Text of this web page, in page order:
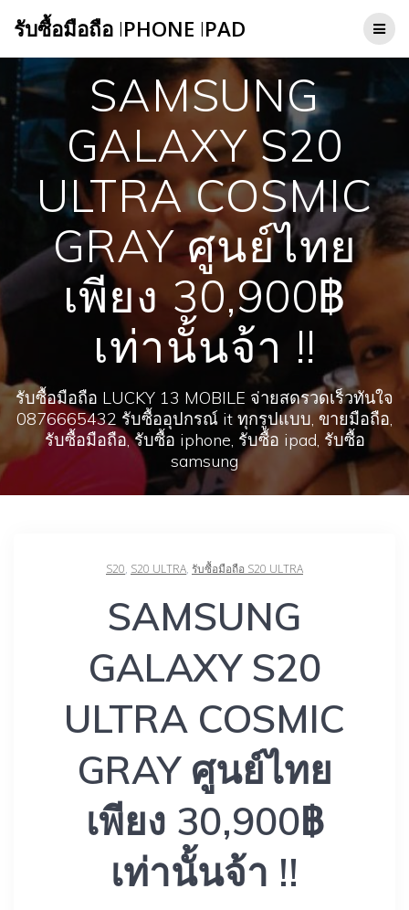
to
รับซื้อมือถือ IPHONE IPAD
SAMSUNG
GALAXY S20
ULTRA COSMIC
GRAY ศูนย์ไทย
เพียง 30,900฿
เท่านั้นจ้า !!
รับซื้อมือถือ LUCKY 13 MOBILE จ่ายสดรวดเร็วทันใจ
0876665432 รับซื้ออุปกรณ์ it ทุกรูปแบบ, ขายมือถือ,
รับซื้อมือถือ, รับซื้อ iphone, รับซื้อ ipad, รับซื้อ
samsung
S20, S20 ULTRA, รับซื้อมือถือ S20 ULTRA
SAMSUNG
GALAXY S20
ULTRA COSMIC
GRAY ศูนย์ไทย
เพียง 30,900฿
เท่านั้นจ้า !!